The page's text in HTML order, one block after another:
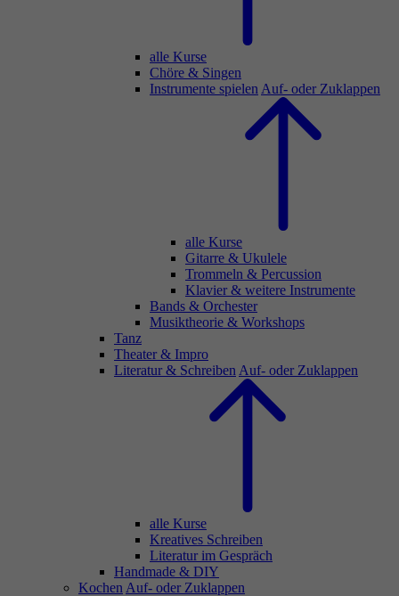
alle Kurse
Chöre & Singen
Instrumente spielen Auf- oder Zuklappen
alle Kurse
Gitarre & Ukulele
Trommeln & Percussion
Klavier & weitere Instrumente
Bands & Orchester
Musiktheorie & Workshops
Tanz
Theater & Impro
Literatur & Schreiben Auf- oder Zuklappen
alle Kurse
Kreatives Schreiben
Literatur im Gespräch
Handmade & DIY
Kochen Auf- oder Zuklappen